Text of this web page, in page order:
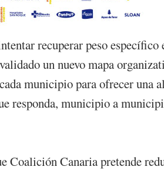
recuperar peso específico
un nuevo mapa
municipio para ofrecer una
responda, municipio a
Coalición Canaria pretende